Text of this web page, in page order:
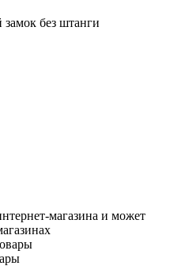
без штанги
магазина и может